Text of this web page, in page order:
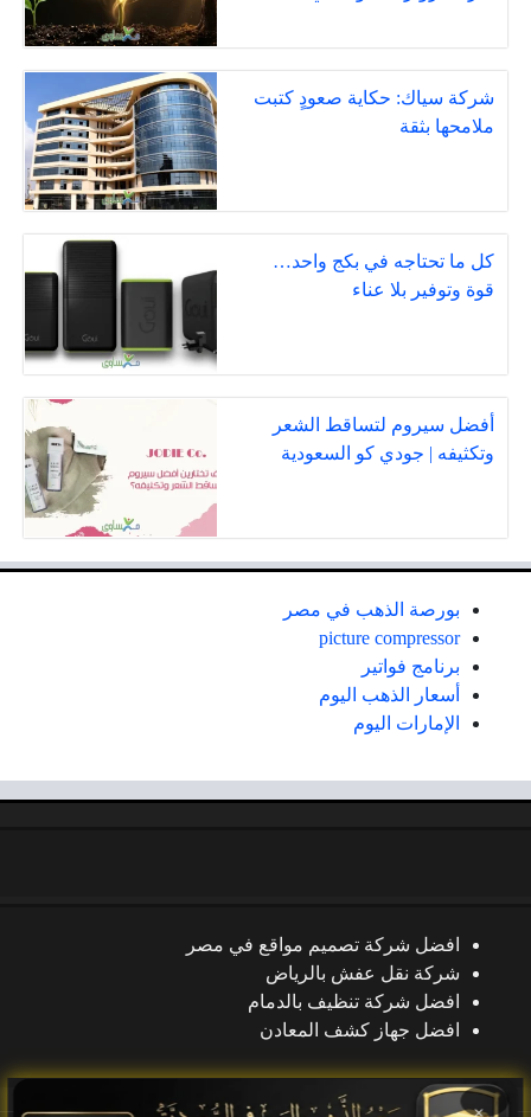
شركة سياك: حكاية صعودٍ كتبت
ملامحها بثقة
كل ما تحتاجه في بكج واحد…
قوة وتوفير بلا عناء
أفضل سيروم لتساقط الشعر
وتكثيفه | جودي كو السعودية
بورصة الذهب في مصر
picture compressor
برنامج فواتير
أسعار الذهب اليوم
الإمارات اليوم
افضل شركة تصميم مواقع في مصر
شركة نقل عفش بالرياض
افضل شركة تنظيف بالدمام
افضل جهاز كشف المعادن
×